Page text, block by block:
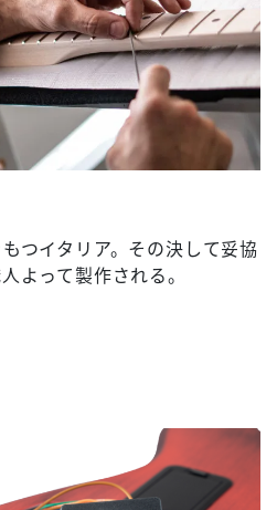
つイタリア。その決して妥協
よって製作される。